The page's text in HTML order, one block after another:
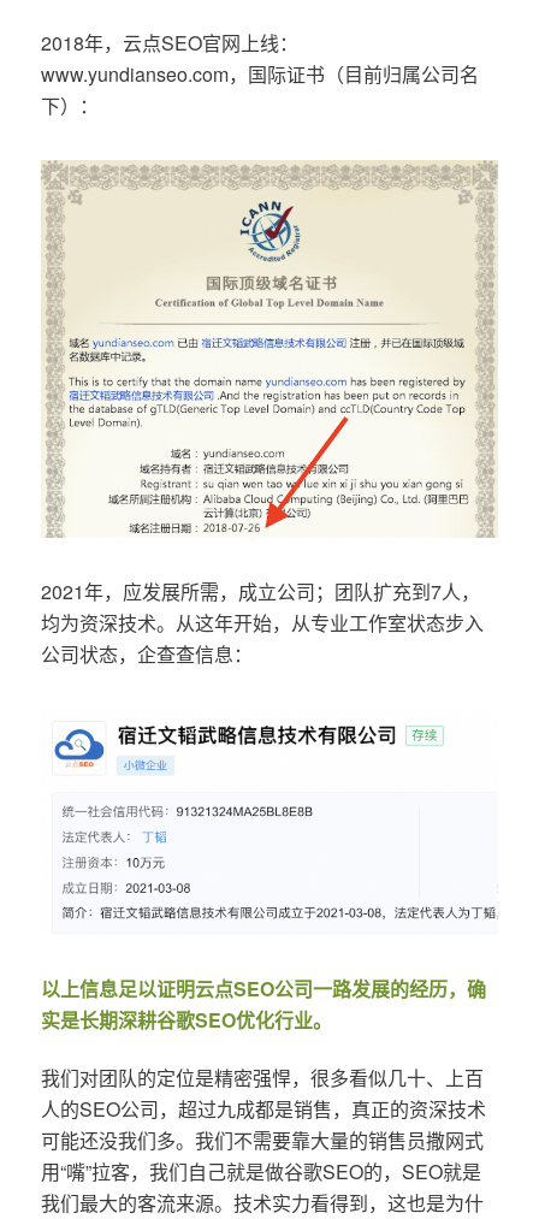
2018年，云点SEO官网上线：
www.yundianseo.com，国际证书（目前归属公司名
下）：
2021年，应发展所需，成立公司；团队扩充到7人，
均为资深技术。从这年开始，从专业工作室状态步入
公司状态，企查查信息：
以上信息足以证明云点SEO公司一路发展的经历，确
实是长期深耕谷歌SEO优化行业。
我们对团队的定位是精密强悍，很多看似几十、上百
人的SEO公司，超过九成都是销售，真正的资深技术
可能还没我们多。我们不需要靠大量的销售员撒网式
用“嘴”拉客，我们自己就是做谷歌SEO的，SEO就是
我们最大的客流来源。技术实力看得到，这也是为什